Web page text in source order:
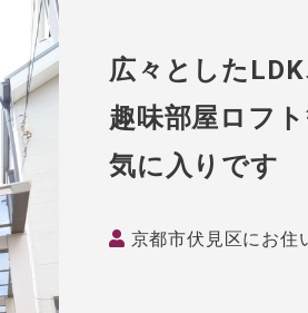
広々としたLDK
趣味部屋ロフ
気に入りです
京都市伏見区にお住